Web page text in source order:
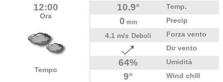
12:00
Ora
Tempo
10.9° Temp.
0 mm
Precip
4.1 m/s Deboli
Forza vento
Dir vento
64% Umidità
9° Wind chill